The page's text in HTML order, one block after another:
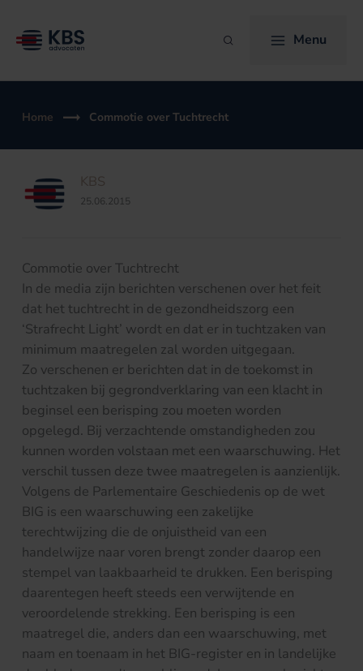
naar
Zoeken Menu
Home Commotie over Tuchtrecht
KBS
25.06.2015
Commotie over Tuchtrecht
In de media zijn berichten verschenen over het feit
dat het tuchtrecht in de gezondheidszorg een
‘Strafrecht Light’ wordt en dat er in tuchtzaken van
minimum maatregelen zal worden uitgegaan.
Zo verschenen er berichten dat in de toekomst in
tuchtzaken bij gegrondverklaring van een klacht in
beginsel een berisping zou moeten worden
opgelegd. Bij verzachtende omstandigheden zou
kunnen worden volstaan met een waarschuwing. Het
verschil tussen deze twee maatregelen is aanzienlijk.
Volgens de Parlementaire Geschiedenis op de wet
BIG is een waarschuwing een zakelijke
terechtwijzing die de onjuistheid van een
handelwijze naar voren brengt zonder daarop een
stempel van laakbaarheid te drukken. Een berisping
daarentegen heeft steeds een verwijtende en
veroordelende strekking. Een berisping is een
maatregel die, anders dan een waarschuwing, met
naam en toenaam in het BIG-register en in landelijke